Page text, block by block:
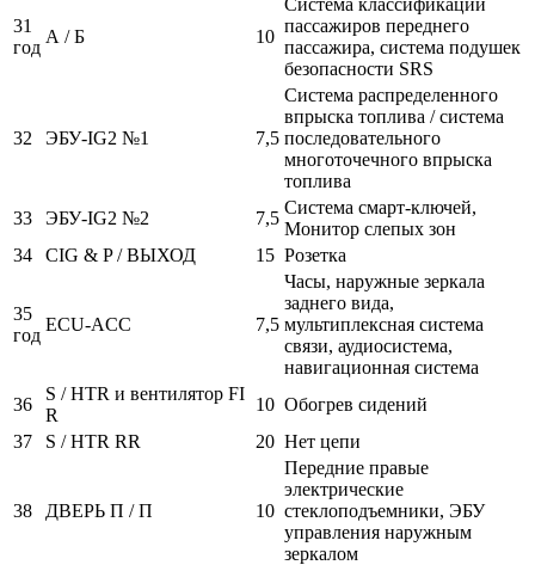
31
год
А / Б 10
пассажиров переднего
пассажира, система подушек
безопасности SRS
32 ЭБУ-IG2 №1 7,5
Система распределенного
впрыска топлива / система
последовательного
многоточечного впрыска
топлива
33
ЭБУ-IG2 №2 7,5
Система смарт-ключей,
Монитор слепых зон
34
CIG & P / ВЫХОД 15 Розетка
35
год
ECU-ACC 7,5
Часы, наружные зеркала
заднего вида,
мультиплексная система
связи, аудиосистема,
навигационная система
36
S / HTR и вентилятор FI
R
10 Обогрев сидений
37
S / HTR RR 20 Нет цепи
38 ДВЕРЬ П / П 10
Передние правые
электрические
стеклоподъемники, ЭБУ
управления наружным
зеркалом